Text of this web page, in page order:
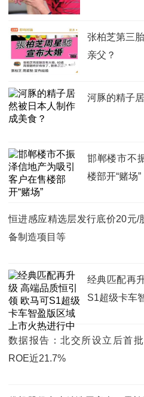
张柏芝第三
亲父？
河豚的精子
邯郸楼市不
楼部开“赌场”
恒进感应精选层发行底价20元/
备制造项目等
经典匹配再
S1超级卡车
数据报告：北交所设立后首
ROE近21.7%